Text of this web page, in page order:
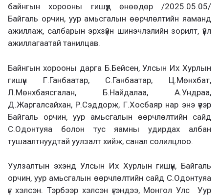
байнгын хорооны гишүүд өнөөдөр /2025.05.05/
Байгаль орчин, уур амьсгалын өөрчлөлтийн яаманд
ажиллаж, салбарын эрхзүйн шинэчлэлийн зорилт, үйл
ажиллагаатай танилцав.
Байнгын хорооны дарга Б.Бейсен, Улсын Их Хурлын
гишүүн Г.Ганбаатар, С.Ганбаатар, Ц.Мөнхбат,
Л.Мөнхбаясгалан, Б.Найдалаа, А.Ундраа,
Д.Жаргалсайхан, Р.Сэддорж, Г.Хосбаяр нар энэ үеэр
Байгаль орчин, уур амьсгалын өөрчлөлтийн сайд
С.Одонтуяа болон тус яамны удирдах албан
тушаалтнуудтай уулзалт хийж, санал солилцлоо.
Уулзалтын эхэнд Улсын Их Хурлын гишүүн, Байгаль
орчин, уур амьсгалын өөрчлөлтийн сайд С.Одонтуяа
үг хэлсэн. Тэрбээр хэлсэн үгэндээ, Монгол Улс Уур